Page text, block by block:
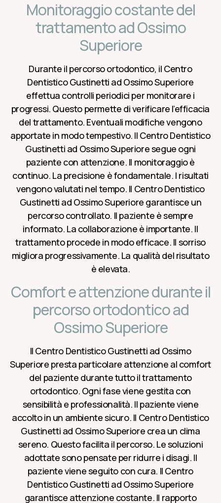
Monitoraggio costante del
trattamento ad Ossimo
Superiore
Durante il percorso ortodontico, il Centro
Dentistico Gustinetti ad Ossimo Superiore
effettua controlli periodici per monitorare i
progressi. Questo permette di verificare l’efficacia
del trattamento. Eventuali modifiche vengono
apportate in modo tempestivo. Il Centro Dentistico
Gustinetti ad Ossimo Superiore segue ogni
paziente con attenzione. Il monitoraggio è
continuo. La precisione è fondamentale. I risultati
vengono valutati nel tempo. Il Centro Dentistico
Gustinetti ad Ossimo Superiore garantisce un
percorso controllato. Il paziente è sempre
informato. La collaborazione è importante. Il
trattamento procede in modo efficace. Il sorriso
migliora progressivamente. La qualità del risultato
è elevata.
Comfort e attenzione durante il
percorso ortodontico ad
Ossimo Superiore
Il Centro Dentistico Gustinetti ad Ossimo
Superiore presta particolare attenzione al comfort
del paziente durante tutto il trattamento
ortodontico. Ogni fase viene gestita con
sensibilità e professionalità. Il paziente viene
accolto in un ambiente sicuro. Il Centro Dentistico
Gustinetti ad Ossimo Superiore crea un clima
sereno. Questo facilita il percorso. Le soluzioni
adottate sono pensate per ridurre i disagi. Il
paziente viene seguito con cura. Il Centro
Dentistico Gustinetti ad Ossimo Superiore
garantisce attenzione costante. Il rapporto